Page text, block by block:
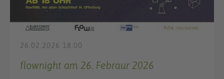
26.02.2026 18:00
flownight am 26. Febraur 2026